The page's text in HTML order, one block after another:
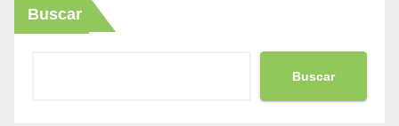
Buscar
Buscar